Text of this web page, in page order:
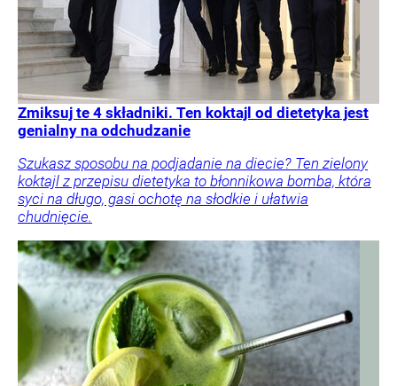
Zmiksuj te 4 składniki. Ten koktajl od dietetyka jest
genialny na odchudzanie
Szukasz sposobu na podjadanie na diecie? Ten zielony
koktajl z przepisu dietetyka to błonnikowa bomba, która
syci na długo, gasi ochotę na słodkie i ułatwia
chudnięcie.